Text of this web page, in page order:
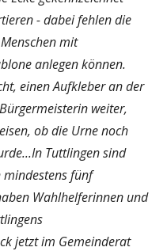
- dabei fehlen die
mit
anlegen können.
einen Aufkleber an der
weiter,
ob die Urne noch
Tuttlingen sind
mindestens fünf
Wahlhelferinnen und
jetzt im Gemeinderat